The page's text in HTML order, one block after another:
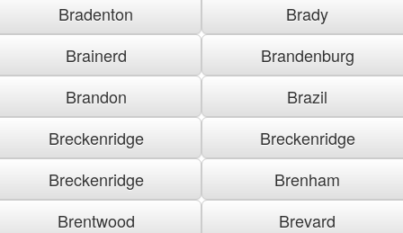
Bradenton
Brady
Brainerd
Brandenburg
Brandon
Brazil
Breckenridge
Breckenridge
Breckenridge
Brenham
Brentwood
Brevard